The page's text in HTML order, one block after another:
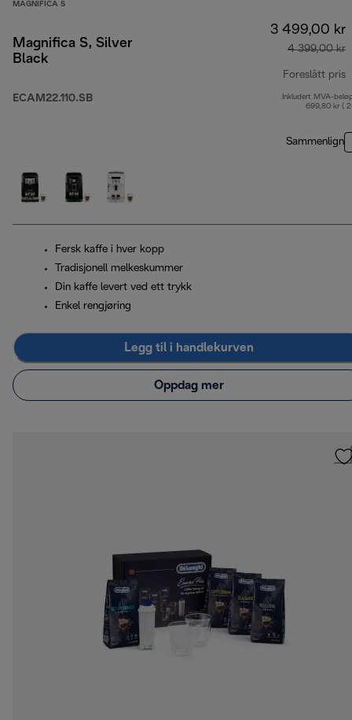
MAGNIFICA S
Magnifica S, Silver
Black
ECAM22.110.SB
3 499,00 kr
4 399,00 kr
Foreslått pris
Inkludert MVA-
699,80 kr (
Sammenlign
Fersk kaffe i hver kopp
Tradisjonell melkeskummer
Din kaffe levert ved ett trykk
Enkel rengjøring
Legg til i handlekurven
Oppdag mer